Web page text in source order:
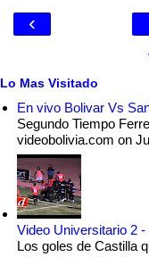
‹
Lo Mas Visitado
En vivo Bolivar Vs
Segundo Tiempo
videobolivia.com on
Video Universitario 2
Los goles de Castilla